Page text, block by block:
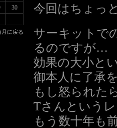
今回はちょっ
サーキットで
るのですが…
効果の大小と
御本人に了承
もし怒られた
Tさんという
もう数十年も
30
月に戻る